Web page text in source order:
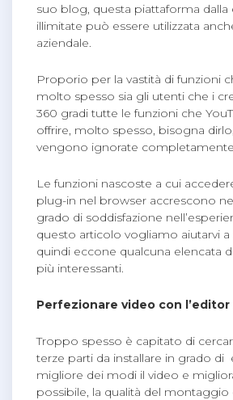
suo blog, questa piattaforma dalla
illimitate può essere utilizzata
aziendale.
Proporio per la vastità di funzioni
molto spesso sia gli utenti che i
360 gradi tutte le funzioni che
offrire, molto spesso, bisogna
vengono ignorate
Le funzioni nascoste a cui
plug-in nel browser accrescono
grado di soddisfazione
questo articolo vogliamo aiutarvi
quindi eccone qualcuna elencata
più interessanti.
Perfezionare video con l’editor
Troppo spesso è capitato di
terze parti da installare in grado di
migliore dei modi il video e
possibile, la qualità del montaggio